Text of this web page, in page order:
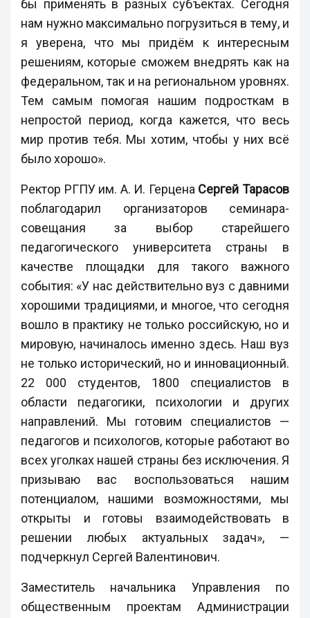
бы применять в разных субъектах. Сегодня
нам нужно максимально погрузиться в тему, и
я уверена, что мы придём к интересным
решениям, которые сможем внедрять как на
федеральном, так и на региональном уровнях.
Тем самым помогая нашим подросткам в
непростой период, когда кажется, что весь
мир против тебя. Мы хотим, чтобы у них всё
было хорошо».
Ректор РГПУ им. А. И. Герцена Сергей Тарасов
поблагодарил организаторов семинара-
совещания за выбор старейшего
педагогического университета страны в
качестве площадки для такого важного
события: «У нас действительно вуз с давними
хорошими традициями, и многое, что сегодня
вошло в практику не только российскую, но и
мировую, начиналось именно здесь. Наш вуз
не только исторический, но и инновационный.
22 000 студентов, 1800 специалистов в
области педагогики, психологии и других
направлений. Мы готовим специалистов —
педагогов и психологов, которые работают во
всех уголках нашей страны без исключения. Я
призываю вас воспользоваться нашим
потенциалом, нашими возможностями, мы
открыты и готовы взаимодействовать в
решении любых актуальных задач», —
подчеркнул Сергей Валентинович.
Заместитель начальника Управления по
общественным проектам Администрации